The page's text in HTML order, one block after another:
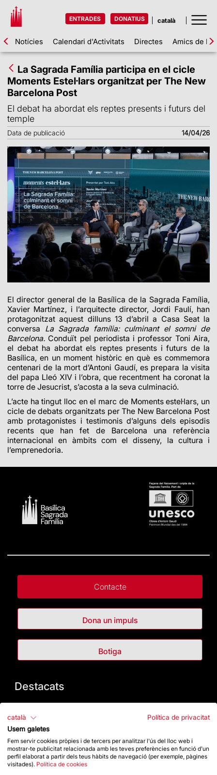
ENTRADES DONATIUS
Notícies Calendari d'Activitats Directes Amics de la
La Sagrada Família participa en el cicle
Moments Estel·lars organitzat per The New
Barcelona Post
El debat ha abordat els reptes presents i futurs del
temple
Data de publicació 14/04/26
El director general de la Basílica de la Sagrada Família,
Xavier Martínez, i l’arquitecte director, Jordi Faulí, han
protagonitzat aquest dilluns 13 d’abril a Casa Seat la
conversa La Sagrada família: culminant el somni de
Barcelona. Conduït pel periodista i professor Toni Aira,
el debat ha abordat els reptes presents i futurs de la
Basílica, en un moment històric en què es commemora
centenari de la mort d’Antoni Gaudí, es prepara la visita
del papa Lleó XIV i l’obra, que recentment ha coronat la
torre de Jesucrist, s’acosta a la seva culminació.
L’acte ha tingut lloc en el marc de Moments estel·lars, un
cicle de debats organitzats per The New Barcelona Post
amb protagonistes i testimonis d’alguns dels episodis
recents que han fet de Barcelona una referència
internacional en àmbits com el disseny, la cultura i
l’emprenedoria.
Contacte
Dona un impuls
Botiga
Destacats
Preguntes freqüents
Atenció al Visitant
català
Política de privacitat
Usem galetes
Fem servir cookies pròpies i de tercers per analitzar l'ús del lloc web i
mostrar-te publicitat relacionada amb les teves preferències en funció d'un
perfil elaborat a partir dels teus hàbits de navegació (per exemple, pàgines
visitades). Política de cookies